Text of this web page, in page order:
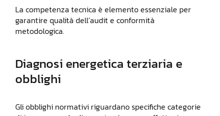
La competenza tecnica è elemento essenziale per
garantire qualità dell’audit e conformità
metodologica.
Diagnosi energetica terziaria e
obblighi
Gli obblighi normativi riguardano specifiche categorie